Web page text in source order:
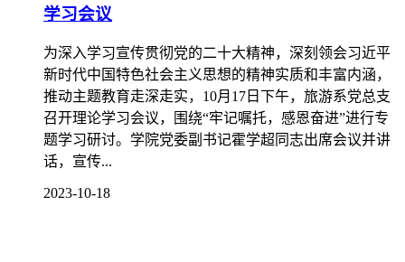
学习会议
为深入学习宣传贯彻党的二十大精神，深刻领会习近平
新时代中国特色社会主义思想的精神实质和丰富内涵，
推动主题教育走深走实，10月17日下午，旅游系党总支
召开理论学习会议，围绕“牢记嘱托，感恩奋进”进行专
题学习研讨。学院党委副书记霍学超同志出席会议并讲
话，宣传...
2023-10-18